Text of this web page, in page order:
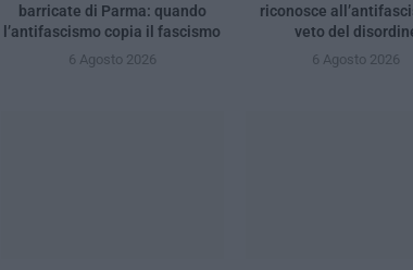
barricate di Parma: quando
l’antifascismo copia il fascismo
6 Agosto 2026
riconosce
veto del
6 Agosto 2026